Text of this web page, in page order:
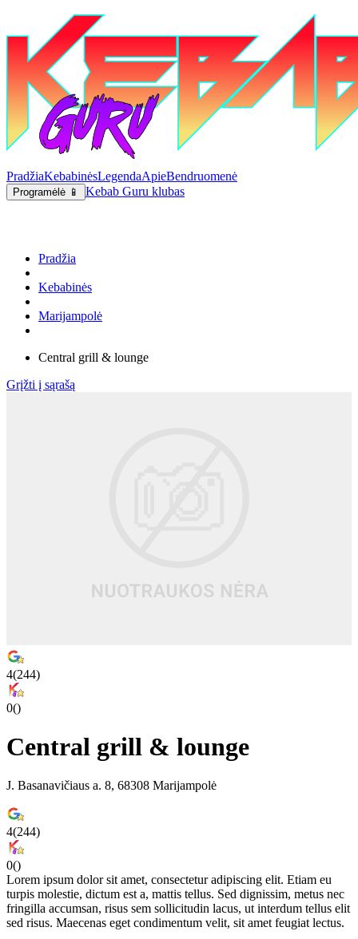
PradžiaKebabinėsLegendaApieBendruomenė
Programėlė 📱 Kebab Guru klubas
Pradžia
Kebabinės
Marijampolė
Central grill & lounge
Grįžti į sąrašą
4(244)
0()
Central grill & lounge
J. Basanavičiaus a. 8, 68308 Marijampolė
4(244)
0()
Lorem ipsum dolor sit amet, consectetur adipiscing elit. Etiam eu
turpis molestie, dictum est a, mattis tellus. Sed dignissim, metus nec
fringilla accumsan, risus sem sollicitudin lacus, ut interdum tellus elit
sed risus. Maecenas eget condimentum velit, sit amet feugiat lectus.